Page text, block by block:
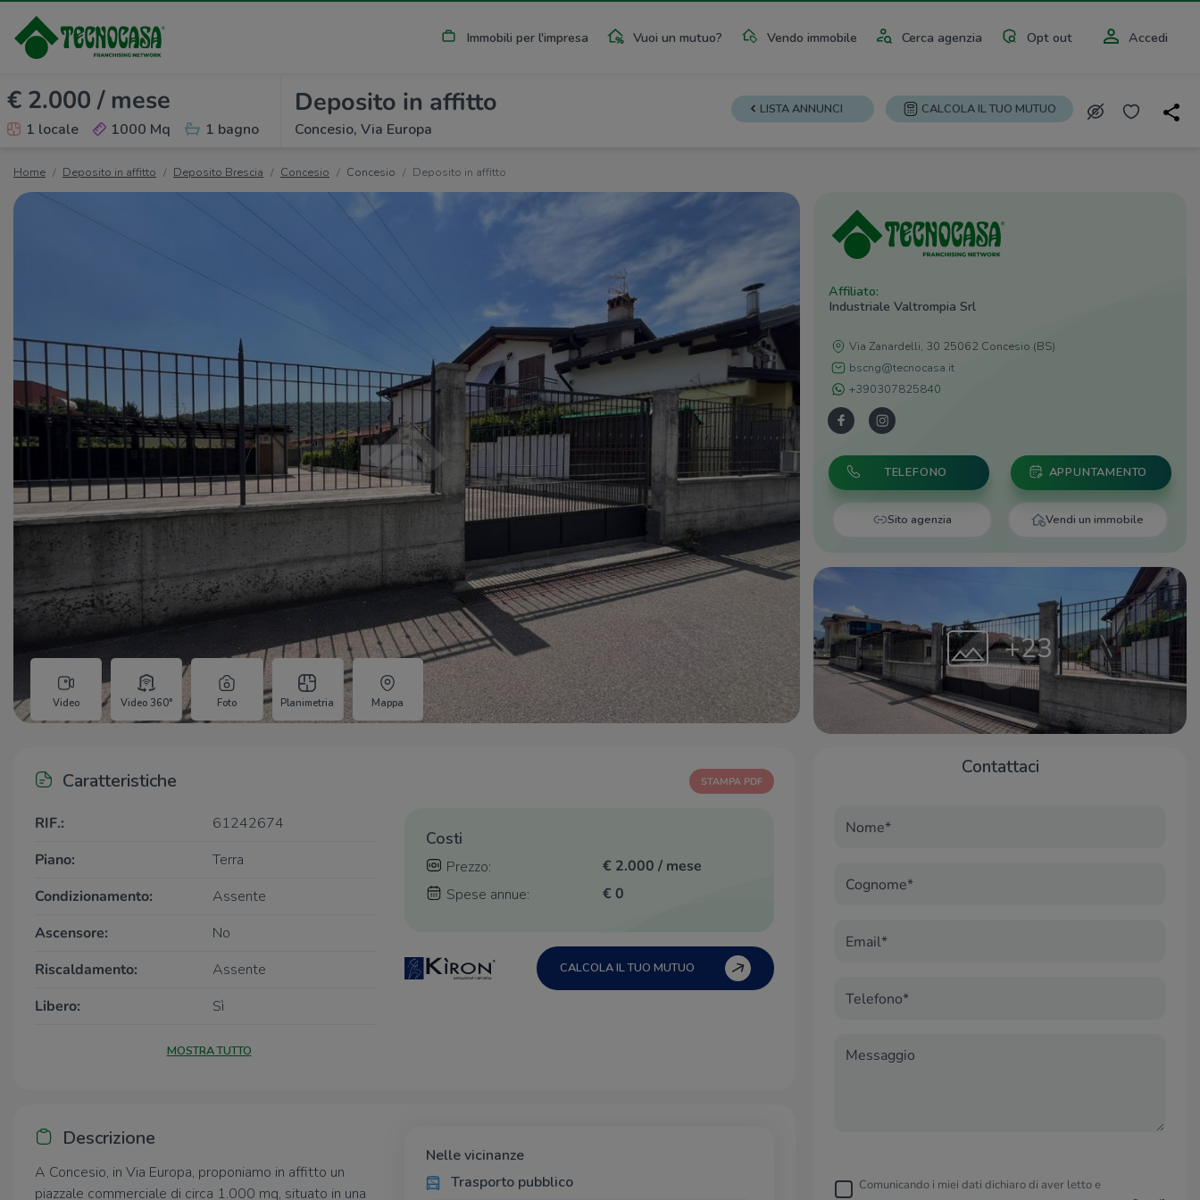
Immobili per l'impresa Vuoi un mutuo? Vendo immobile Cerca agenzia Opt out Accedi
€ 2.000 / mese
1 locale 1000 Mq 1 bagno
Deposito in affitto
Concesio, Via Europa
LISTA ANNUNCI CALCOLA IL TUO MUTUO
Home Deposito in affitto Deposito Brescia Concesio Concesio Deposito in affitto
Video Video 360° Foto Planimetria Mappa
Affiliato:
Industriale Valtrompia Srl
Via Zanardelli, 30 25062 Concesio (BS)
bscng@tecnocasa.it
+390307825840
TELEFONO APPUNTAMENTO
Sito agenzia Vendi un immobile
+23
Caratteristiche
RIF.:
61242674
Piano:
Terra
Condizionamento:
Assente
Ascensore:
No
Riscaldamento:
Assente
Libero:
Sì
MOSTRA TUTTO
STAMPA PDF
Costi
Prezzo:
€ 2.000 / mese
Spese annue:
€ 0
CALCOLA IL TUO MUTUO
Descrizione
A Concesio, in Via Europa, proponiamo in affitto un
piazzale commerciale di circa 1.000 mq, situato in una
Nelle vicinanze
Trasporto pubblico
Contattaci
Nome*
Cognome*
Email*
Telefono*
Messaggio
Comunicando i miei dati dichiaro di aver letto e